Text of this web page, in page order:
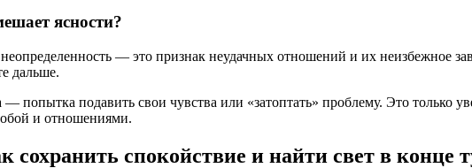
ясности?
— это признак неудачных отношений и их неизбежное
дальше.
попытка подавить свои чувства или «затоптать» проблему. Это только
и отношениями.
сохранить спокойствие и найти свет в конце